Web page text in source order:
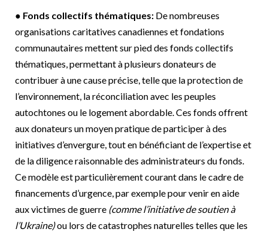
● Fonds collectifs thématiques: De nombreuses
organisations caritatives canadiennes et fondations
communautaires mettent sur pied des fonds collectifs
thématiques, permettant à plusieurs donateurs de
contribuer à une cause précise, telle que la protection de
l’environnement, la réconciliation avec les peuples
autochtones ou le logement abordable. Ces fonds offrent
aux donateurs un moyen pratique de participer à des
initiatives d’envergure, tout en bénéficiant de l’expertise et
de la diligence raisonnable des administrateurs du fonds.
Ce modèle est particulièrement courant dans le cadre de
financements d’urgence, par exemple pour venir en aide
aux victimes de guerre (comme l’initiative de soutien à
l’Ukraine)ou lors de catastrophes naturelles telles que les